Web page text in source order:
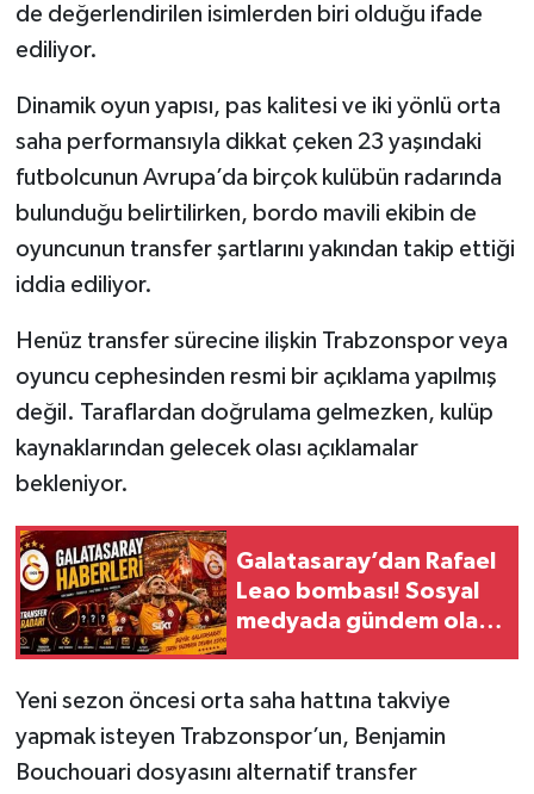
de değerlendirilen isimlerden biri olduğu ifade
ediliyor.
Dinamik oyun yapısı, pas kalitesi ve iki yönlü orta
saha performansıyla dikkat çeken 23 yaşındaki
futbolcunun Avrupa’da birçok kulübün radarında
bulunduğu belirtilirken, bordo mavili ekibin de
oyuncunun transfer şartlarını yakından takip ettiği
iddia ediliyor.
Henüz transfer sürecine ilişkin Trabzonspor veya
oyuncu cephesinden resmi bir açıklama yapılmış
değil. Taraflardan doğrulama gelmezken, kulüp
kaynaklarından gelecek olası açıklamalar
bekleniyor.
Galatasaray’dan Rafael
Leao bombası! Sosyal
medyada gündem olan
Yeni sezon öncesi orta saha hattına takviye
yapmak isteyen Trabzonspor’un, Benjamin
Bouchouari dosyasını alternatif transfer